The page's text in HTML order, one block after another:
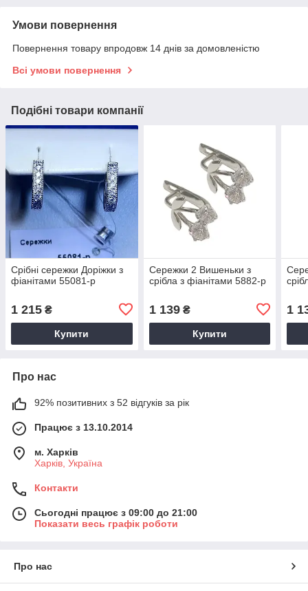
Умови повернення
Повернення товару впродовж 14 днів за домовленістю
Всі умови повернення
Подібні товари компанії
Срібні сережки Доріжки з
фіанітами 55081-р
1 215 ₴
Купити
Сережки 2 Вишеньки з
срібла з фіанітами 5882-р
1 139₴
Купити
1
Про нас
92% позитивних з 52 відгуків за рік
Працює з 13.10.2014
м. Харків
Харків, Україна
Контакти
Сьогодні працює з 09:00 до 21:00
Показати весь графік роботи
Про нас